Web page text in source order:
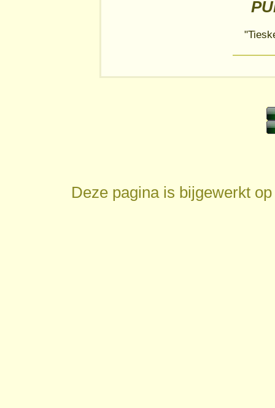
Deze pagina is bijgewerkt